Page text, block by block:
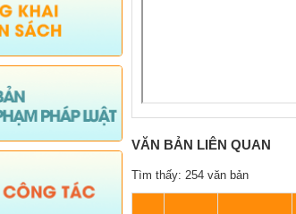
VĂN BẢN LIÊN QUAN
Tìm thấy: 254 văn bản